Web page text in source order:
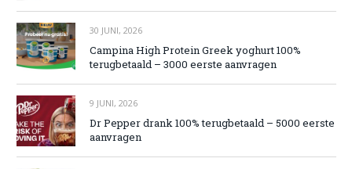
30 JUNI, 2026
Campina High Protein Greek yoghurt 100%
terugbetaald – 3000 eerste aanvragen
9 JUNI, 2026
Dr Pepper drank 100% terugbetaald – 5000 eerste
aanvragen